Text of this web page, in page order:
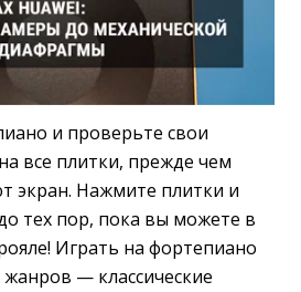
и проверьте свои
все плитки, прежде чем
экран. Нажмите плитки и
тех пор, пока вы можете в
Играть на фортепиано
— классические